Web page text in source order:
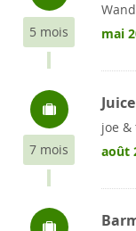
5 mois mai
7 mois
joe &
août